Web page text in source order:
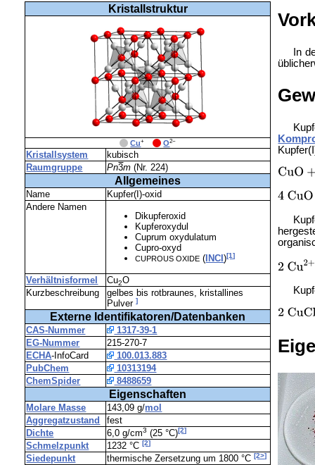
Kristallstruktur
Cu+ _ O2−
Kristallsystem
kubisch
Raumgruppe
Pn3m (Nr. 224)
Allgemeines
Name
Kupfer(I)-oxid
Andere Namen
Dikupferoxid
Kupferoxydul
Cuprum oxydulatum
Cupro-oxyd
CUPROUS OXIDE ( INCI)[1]
Verhältnisformel Cu2O
Kurzbeschreibung
gelbes bis rotbraunes, kristallines
Pulver]
Externe Identifikatoren/Datenbanken
CAS-Nummer
1317-39-1
EG-Nummer
215-270-7
ECHA-InfoCard
100.013.883
PubChem
10313194
ChemSpider
8488659
Eigenschaften
Molare Masse 143,09 g/mol
Aggregatzustand
fest
Dichte
6,0 g/cm3 (25 °C)[2]
Schmelzpunkt 1232 °C[2]
Siedepunkt thermische Zersetzung um 1800 °C[2>]
In